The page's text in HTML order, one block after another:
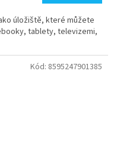
úložiště, které můžete
tablety, televizemi,
Kód: 8595247901385